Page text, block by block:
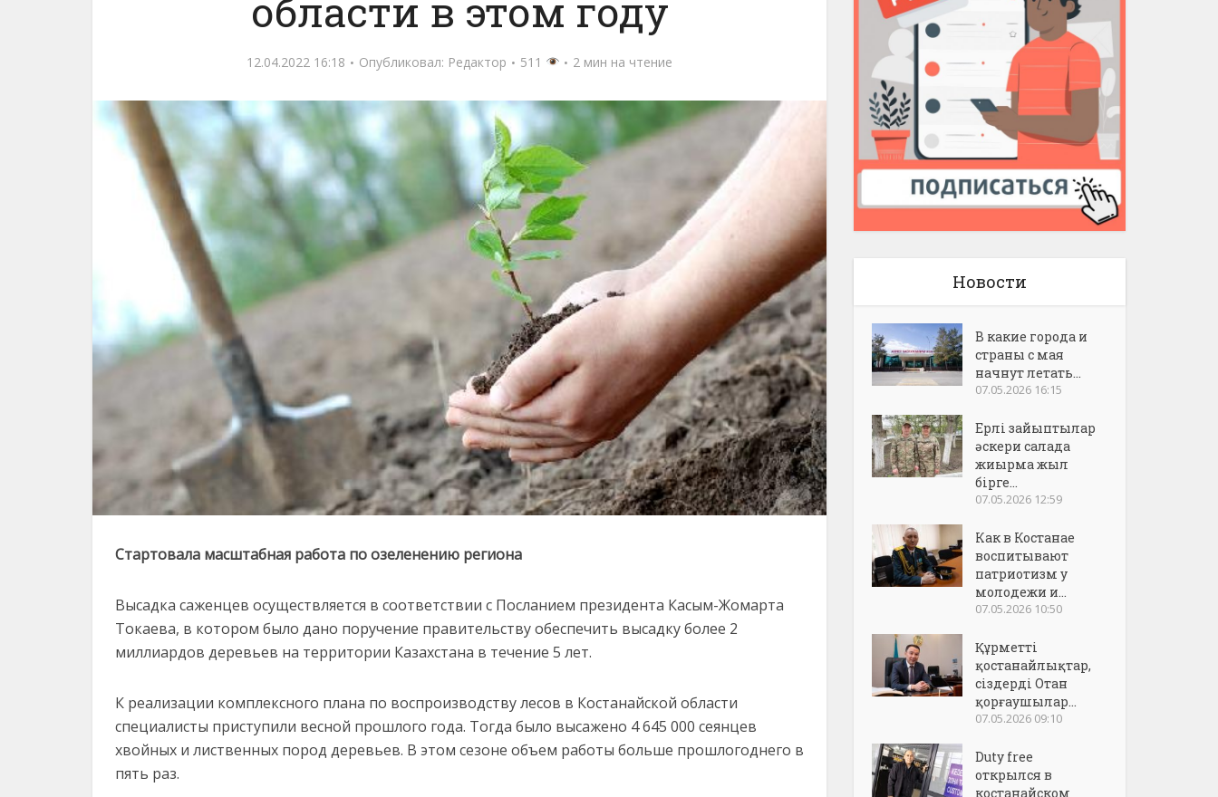
области в этом году
12.04.2022 16:18 Опубликовал: Редактор 511 2 мин на чтение
Стартовала масштабная работа по озеленению региона
Высадка саженцев осуществляется в соответствии с Посланием президента Касым-Жомарта
Токаева, в котором было дано поручение правительству обеспечить высадку более 2
миллиардов деревьев на территории Казахстана в течение 5 лет.
К реализации комплексного плана по воспроизводству лесов в Костанайской области
специалисты приступили весной прошлого года. Тогда было высажено 4 645 000 сеянцев
хвойных и лиственных пород деревьев. В этом сезоне объем работы больше прошлогоднего в
пять раз.
Новости
В какие города и
страны с мая
начнут летать...
07.05.2026 16:15
Ерлі зайыптылар
әскери салада
жиырма жыл
бірге...
07.05.2026 12:59
Как в Костанае
воспитывают
патриотизм у
молодежи и...
07.05.2026 10:50
Құрметті
қостанайлықтар,
сіздерді Отан
қорғаушылар...
07.05.2026 09:10
Duty free
открылся в
костанайском